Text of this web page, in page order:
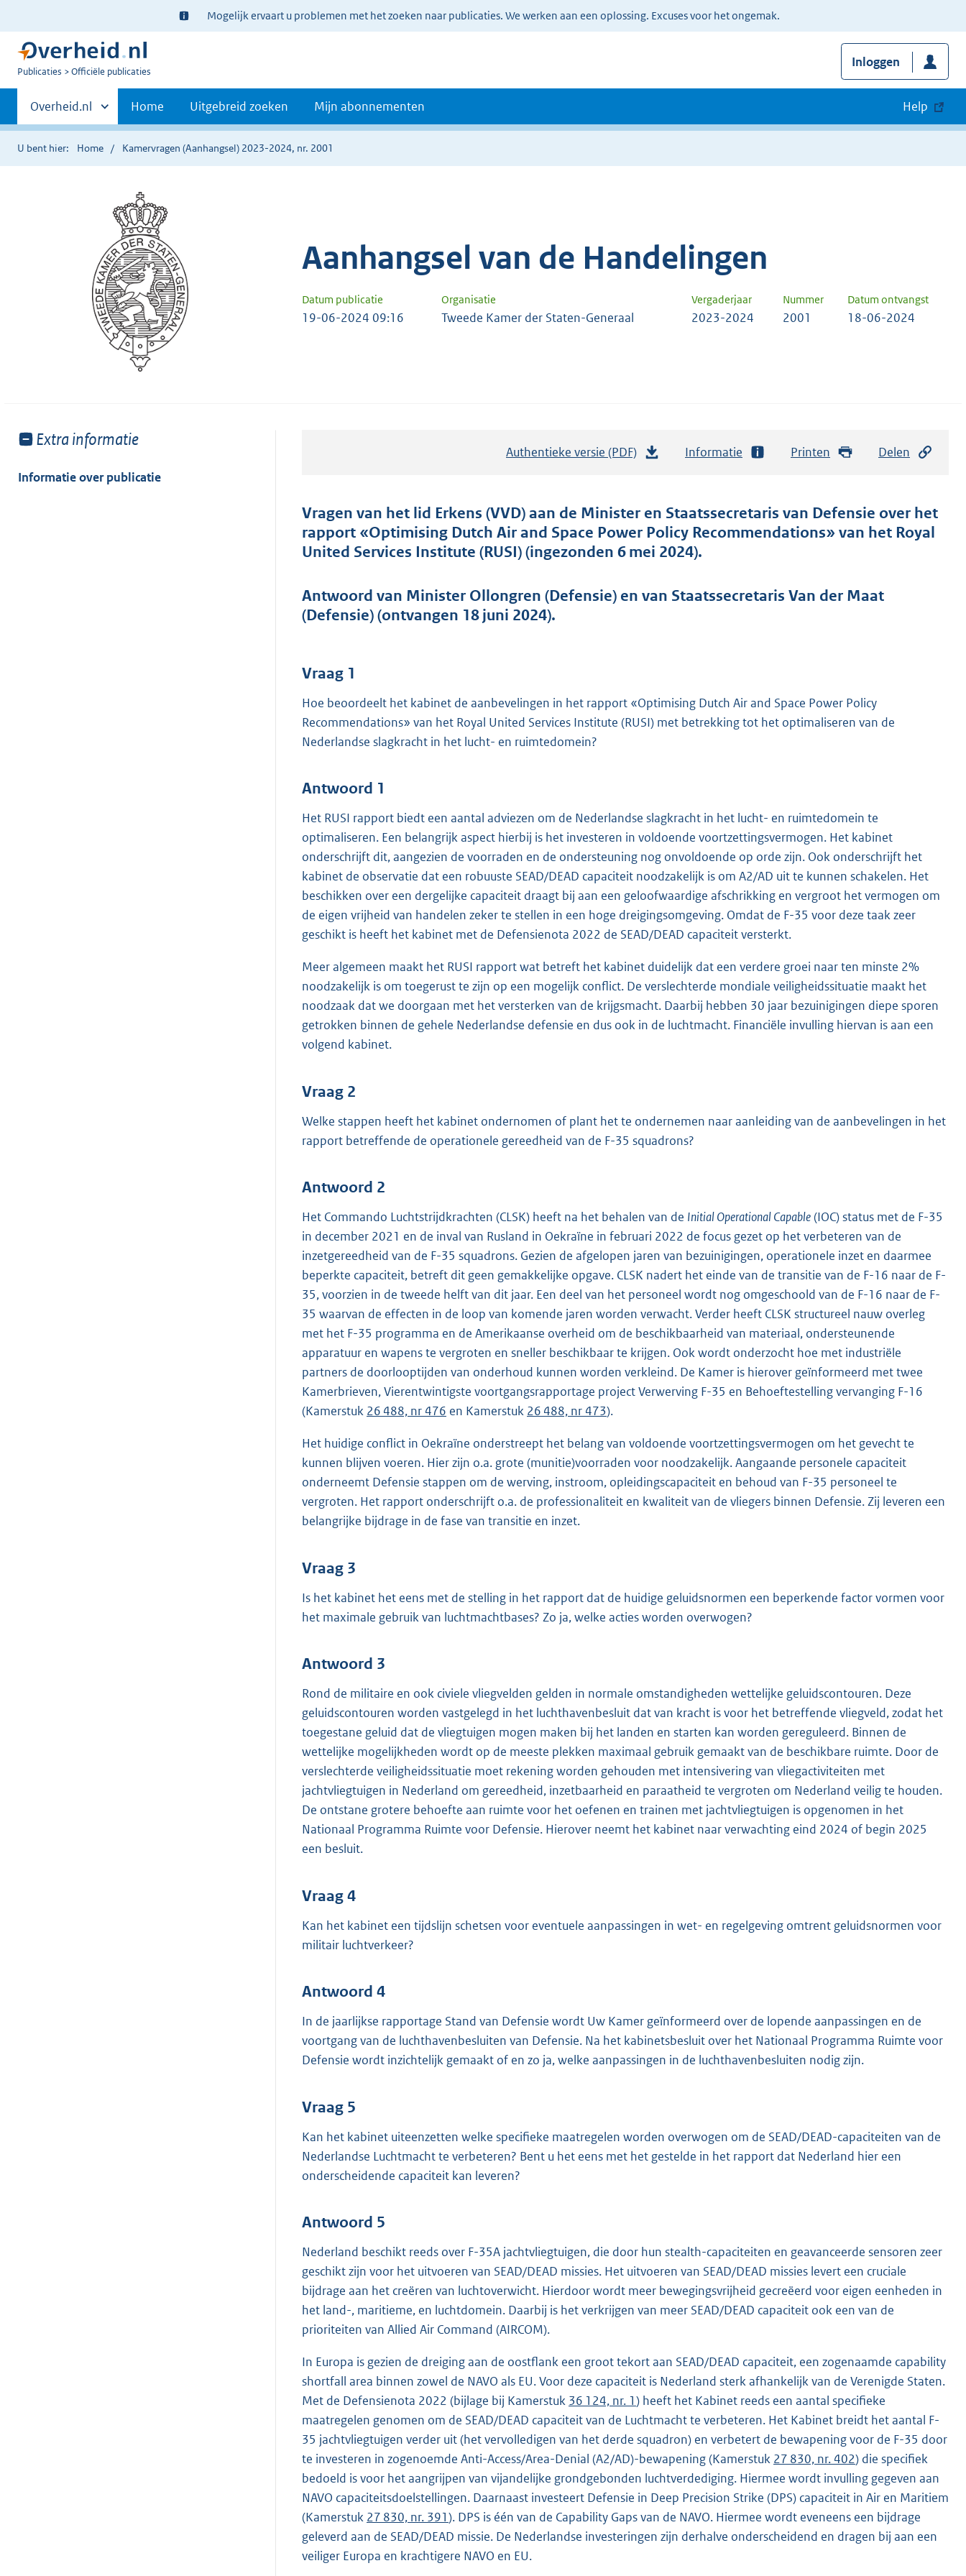
Ter
informatie:
Mogelijk ervaart u problemen met het zoeken naar publicaties. We werken aan een oplossing. Excuses voor het ongemak.
U
Publicaties Officiële publicaties
Inloggen
Primaire
navigatie
Andere
sites
binnen
Overheid.nl Home Uitgebreid zoeken Mijn abonnementen Help
U bent hier: Home Kamervragen (Aanhangsel) 2023-2024, nr. 2001
Aanhangsel van de Handelingen
Datum publicatie Organisatie Vergaderjaar Nummer Datum ontvangst
19-06-2024 09:16 Tweede Kamer der Staten-Generaal 2023-2024 2001 18-06-2024
Toon
van:
Extra informatie
Informatie over publicatie
Authentieke versie (PDF)
t
a
n
t
e
b
Informatie Printen Delen
Vragen van het lid Erkens (VVD) aan de Minister en Staatssecretaris van Defensie over het
rapport «Optimising Dutch Air and Space Power Policy Recommendations» van het Royal
United Services Institute (RUSI) (ingezonden 6 mei 2024).
Antwoord van Minister Ollongren (Defensie) en van Staatssecretaris Van der Maat
(Defensie) (ontvangen 18 juni 2024).
Vraag 1
Hoe beoordeelt het kabinet de aanbevelingen in het rapport «Optimising Dutch Air and Space Power Policy
Recommendations» van het Royal United Services Institute (RUSI) met betrekking tot het optimaliseren van de
Nederlandse slagkracht in het lucht- en ruimtedomein?
Antwoord 1
Het RUSI rapport biedt een aantal adviezen om de Nederlandse slagkracht in het lucht- en ruimtedomein te
optimaliseren. Een belangrijk aspect hierbij is het investeren in voldoende voortzettingsvermogen. Het kabinet
onderschrijft dit, aangezien de voorraden en de ondersteuning nog onvoldoende op orde zijn. Ook onderschrijft het
kabinet de observatie dat een robuuste SEAD/DEAD capaciteit noodzakelijk is om A2/AD uit te kunnen schakelen. Het
beschikken over een dergelijke capaciteit draagt bij aan een geloofwaardige afschrikking en vergroot het vermogen om
de eigen vrijheid van handelen zeker te stellen in een hoge dreigingsomgeving. Omdat de F-35 voor deze taak zeer
geschikt is heeft het kabinet met de Defensienota 2022 de SEAD/DEAD capaciteit versterkt.
Meer algemeen maakt het RUSI rapport wat betreft het kabinet duidelijk dat een verdere groei naar ten minste 2%
noodzakelijk is om toegerust te zijn op een mogelijk conflict. De verslechterde mondiale veiligheidssituatie maakt het
noodzaak dat we doorgaan met het versterken van de krijgsmacht. Daarbij hebben 30 jaar bezuinigingen diepe sporen
getrokken binnen de gehele Nederlandse defensie en dus ook in de luchtmacht. Financiële invulling hiervan is aan een
volgend kabinet.
Vraag 2
Welke stappen heeft het kabinet ondernomen of plant het te ondernemen naar aanleiding van de aanbevelingen in het
rapport betreffende de operationele gereedheid van de F-35 squadrons?
Antwoord 2
Het Commando Luchtstrijdkrachten (CLSK) heeft na het behalen van de Initial Operational Capable(IOC) status met de F-35
in december 2021 en de inval van Rusland in Oekraïne in februari 2022 de focus gezet op het verbeteren van de
inzetgereedheid van de F-35 squadrons. Gezien de afgelopen jaren van bezuinigingen, operationele inzet en daarmee
beperkte capaciteit, betreft dit geen gemakkelijke opgave. CLSK nadert het einde van de transitie van de F-16 naar de F-
35, voorzien in de tweede helft van dit jaar. Een deel van het personeel wordt nog omgeschoold van de F-16 naar de F-
35 waarvan de effecten in de loop van komende jaren worden verwacht. Verder heeft CLSK structureel nauw overleg
met het F-35 programma en de Amerikaanse overheid om de beschikbaarheid van materiaal, ondersteunende
apparatuur en wapens te vergroten en sneller beschikbaar te krijgen. Ook wordt onderzocht hoe met industriële
partners de doorlooptijden van onderhoud kunnen worden verkleind. De Kamer is hierover geïnformeerd met twee
Kamerbrieven, Vierentwintigste voortgangsrapportage project Verwerving F-35 en Behoeftestelling vervanging F-16
(Kamerstuk 26 488, nr 476 en Kamerstuk 26 488, nr 473).
Het huidige conflict in Oekraïne onderstreept het belang van voldoende voortzettingsvermogen om het gevecht te
kunnen blijven voeren. Hier zijn o.a. grote (munitie)voorraden voor noodzakelijk. Aangaande personele capaciteit
onderneemt Defensie stappen om de werving, instroom, opleidingscapaciteit en behoud van F-35 personeel te
vergroten. Het rapport onderschrijft o.a. de professionaliteit en kwaliteit van de vliegers binnen Defensie. Zij leveren een
belangrijke bijdrage in de fase van transitie en inzet.
Vraag 3
Is het kabinet het eens met de stelling in het rapport dat de huidige geluidsnormen een beperkende factor vormen voor
het maximale gebruik van luchtmachtbases? Zo ja, welke acties worden overwogen?
Antwoord 3
Rond de militaire en ook civiele vliegvelden gelden in normale omstandigheden wettelijke geluidscontouren. Deze
geluidscontouren worden vastgelegd in het luchthavenbesluit dat van kracht is voor het betreffende vliegveld, zodat het
toegestane geluid dat de vliegtuigen mogen maken bij het landen en starten kan worden gereguleerd. Binnen de
wettelijke mogelijkheden wordt op de meeste plekken maximaal gebruik gemaakt van de beschikbare ruimte. Door de
verslechterde veiligheidssituatie moet rekening worden gehouden met intensivering van vliegactiviteiten met
jachtvliegtuigen in Nederland om gereedheid, inzetbaarheid en paraatheid te vergroten om Nederland veilig te houden.
De ontstane grotere behoefte aan ruimte voor het oefenen en trainen met jachtvliegtuigen is opgenomen in het
Nationaal Programma Ruimte voor Defensie. Hierover neemt het kabinet naar verwachting eind 2024 of begin 2025
een besluit.
Vraag 4
Kan het kabinet een tijdslijn schetsen voor eventuele aanpassingen in wet- en regelgeving omtrent geluidsnormen voor
militair luchtverkeer?
Antwoord 4
In de jaarlijkse rapportage Stand van Defensie wordt Uw Kamer geïnformeerd over de lopende aanpassingen en de
voortgang van de luchthavenbesluiten van Defensie. Na het kabinetsbesluit over het Nationaal Programma Ruimte voor
Defensie wordt inzichtelijk gemaakt of en zo ja, welke aanpassingen in de luchthavenbesluiten nodig zijn.
Vraag 5
Kan het kabinet uiteenzetten welke specifieke maatregelen worden overwogen om de SEAD/DEAD-capaciteiten van de
Nederlandse Luchtmacht te verbeteren? Bent u het eens met het gestelde in het rapport dat Nederland hier een
onderscheidende capaciteit kan leveren?
Antwoord 5
Nederland beschikt reeds over F-35A jachtvliegtuigen, die door hun stealth-capaciteiten en geavanceerde sensoren zeer
geschikt zijn voor het uitvoeren van SEAD/DEAD missies. Het uitvoeren van SEAD/DEAD missies levert een cruciale
bijdrage aan het creëren van luchtoverwicht. Hierdoor wordt meer bewegingsvrijheid gecreëerd voor eigen eenheden in
het land-, maritieme, en luchtdomein. Daarbij is het verkrijgen van meer SEAD/DEAD capaciteit ook een van de
prioriteiten van Allied Air Command (AIRCOM).
In Europa is gezien de dreiging aan de oostflank een groot tekort aan SEAD/DEAD capaciteit, een zogenaamde capability
shortfall area binnen zowel de NAVO als EU. Voor deze capaciteit is Nederland sterk afhankelijk van de Verenigde Staten.
Met de Defensienota 2022 (bijlage bij Kamerstuk 36 124, nr. 1) heeft het Kabinet reeds een aantal specifieke
maatregelen genomen om de SEAD/DEAD capaciteit van de Luchtmacht te verbeteren. Het Kabinet breidt het aantal F-
35 jachtvliegtuigen verder uit (het vervolledigen van het derde squadron) en verbetert de bewapening voor de F-35 door
te investeren in zogenoemde Anti-Access/Area-Denial (A2/AD)-bewapening (Kamerstuk 27 830, nr. 402) die specifiek
bedoeld is voor het aangrijpen van vijandelijke grondgebonden luchtverdediging. Hiermee wordt invulling gegeven aan
NAVO capaciteitsdoelstellingen. Daarnaast investeert Defensie in Deep Precision Strike (DPS) capaciteit in Air en Maritiem
(Kamerstuk 27 830, nr. 391). DPS is één van de Capability Gaps van de NAVO. Hiermee wordt eveneens een bijdrage
geleverd aan de SEAD/DEAD missie. De Nederlandse investeringen zijn derhalve onderscheidend en dragen bij aan een
veiliger Europa en krachtigere NAVO en EU.